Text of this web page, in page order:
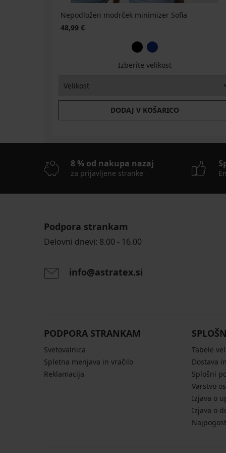
Nepodložen modrček minimizer Sofia
48,99 €
Izberite velikost
DODAJ V KOŠARICO
8 % od nakupa nazaj
za prijavljene stranke
Podpora strankam
Delovni dnevi: 8.00 - 16.00
info@astratex.si
PODPORA STRANKAM
Svetovalnica
Spletna menjava in vračilo
Reklamacija
Tabele
Dostava
Splošni
Varstvo
Izjava o
Izjava o